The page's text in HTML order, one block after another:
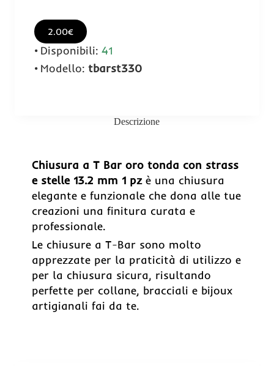
2.00€
Disponibili: 41
Modello: tbarst330
Descrizione
Chiusura a T Bar oro tonda con strass
e stelle 13.2 mm 1 pzè una chiusura
elegante e funzionale che dona alle tue
creazioni una finitura curata e
professionale.
Le chiusure a T-Bar sono molto
apprezzate per la praticità di utilizzo e
per la chiusura sicura, risultando
perfette per collane, bracciali e bijoux
artigianali fai da te.